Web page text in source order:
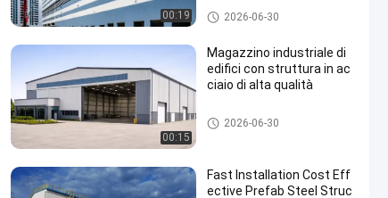
00:19
progettazione libera
laboratorio di strutture in acci
aio
2026-06-30
00:15
Magazzino industriale di
edifici con struttura in ac
ciaio di alta qualità
Magazzino di strutture in acci
aio
2026-06-30
Fast Installation Cost Eff
ective Prefab Steel Struc